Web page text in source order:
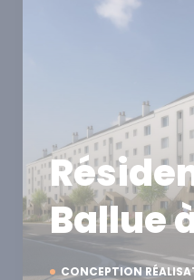
CONCEPTION
Ballue